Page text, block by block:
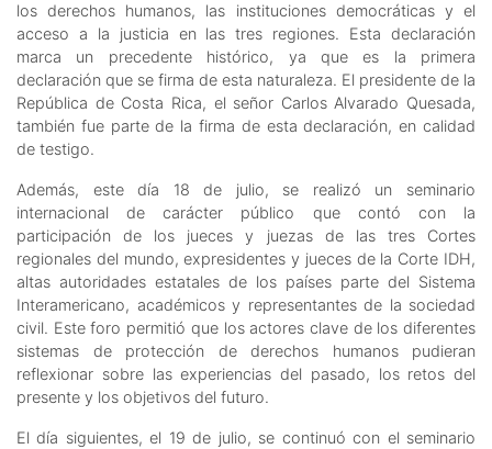
los derechos humanos, las instituciones democráticas y el
acceso a la justicia en las tres regiones. Esta declaración
marca un precedente histórico, ya que es la primera
declaración que se firma de esta naturaleza. El presidente de la
República de Costa Rica, el señor Carlos Alvarado Quesada,
también fue parte de la firma de esta declaración, en calidad
de testigo.
Además, este día 18 de julio, se realizó un seminario
internacional de carácter público que contó con la
participación de los jueces y juezas de las tres Cortes
regionales del mundo, expresidentes y jueces de la Corte IDH,
altas autoridades estatales de los países parte del Sistema
Interamericano, académicos y representantes de la sociedad
civil. Este foro permitió que los actores clave de los diferentes
sistemas de protección de derechos humanos pudieran
reflexionar sobre las experiencias del pasado, los retos del
presente y los objetivos del futuro.
El día siguientes, el 19 de julio, se continuó con el seminario